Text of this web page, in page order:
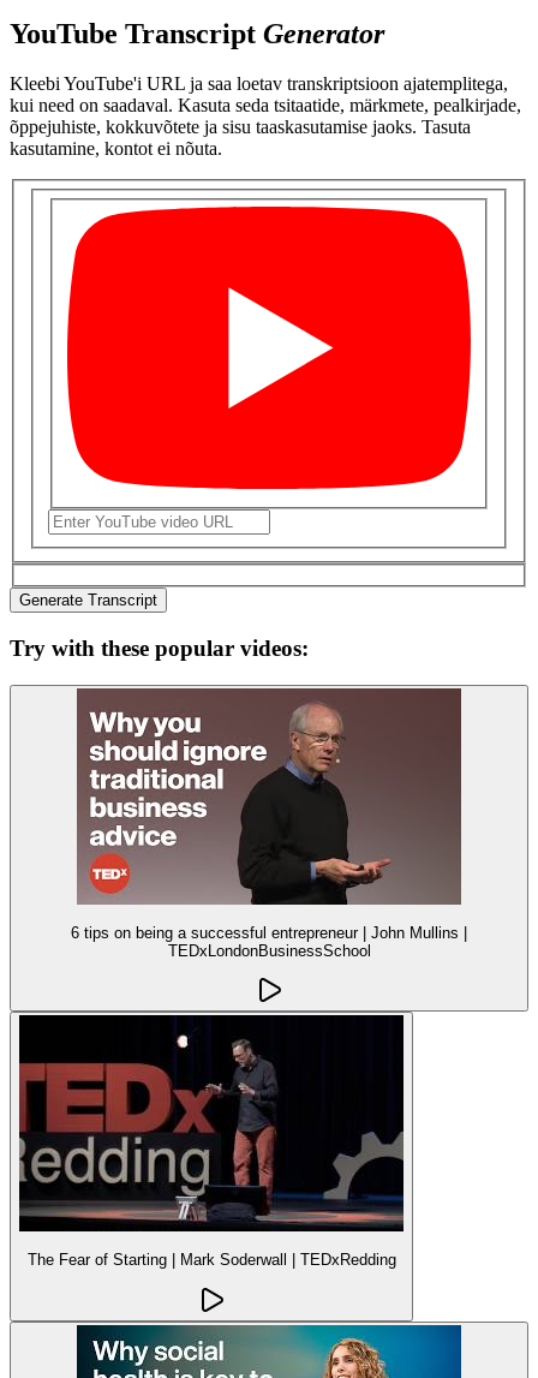
YouTube Transcript Generator
Kleebi YouTube'i URL ja saa loetav transkriptsioon ajatemplitega,
kui need on saadaval. Kasuta seda tsitaatide, märkmete, pealkirjade,
õppejuhiste, kokkuvõtete ja sisu taaskasutamise jaoks. Tasuta
kasutamine, kontot ei nõuta.
Generate Transcript
Try with these popular videos:
6 tips on being a successful entrepreneur | John Mullins |
TEDxLondonBusinessSchool
The Fear of Starting | Mark Soderwall | TEDxRedding